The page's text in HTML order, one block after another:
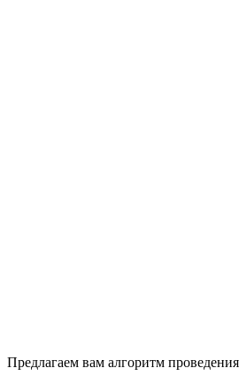
Предлагаем вам алгоритм